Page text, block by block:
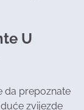
U
da prepoznate
zvijezde